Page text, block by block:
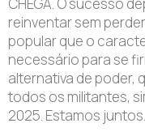
CHEGA. O sucesso
reinventar sem
popular que o
necessário para se
alternativa de poder,
todos os militantes,
2025. Estamos juntos.